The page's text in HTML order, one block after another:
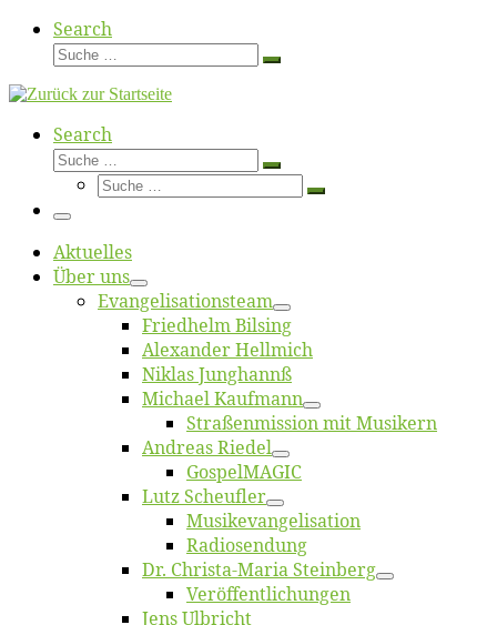
Search
Suche
Suche
Search
Suche
Suche
Suche
Suche
Menü
Ak­tu­el­les
Über uns
Evangelisa­tions­team
Fried­helm Bilsing
Alex­an­der Hellmich
Ni­klas Junghannß
Mi­cha­el Kaufmann
Straßenmis­sion mit Musikern
An­dre­as Riedel
Gos­pel­MA­GIC
Lutz Scheuf­ler
Musikevan­ge­li­sa­tion
Ra­dio­sen­dung
Dr. Chris­­ta-Ma­ria Steinberg
Ver­öf­fent­li­chun­gen
Jens Ulb­richt